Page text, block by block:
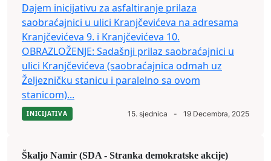
Dajem inicijativu za asfaltiranje prilaza
saobraćajnici u ulici Kranjčevićeva na adresama
Kranjčevićeva 9. i Kranjčevićeva 10.
OBRAZLOŽENJE: Sadašnji prilaz saobraćajnici u
ulici Kranjčevićeva (saobraćajnica odmah uz
Željezničku stanicu i paralelno sa ovom
stanicom)...
INICIJATIVA 15. sjednica - 19 Decembra, 2025
Škaljo Namir (SDA - Stranka demokratske akcije)